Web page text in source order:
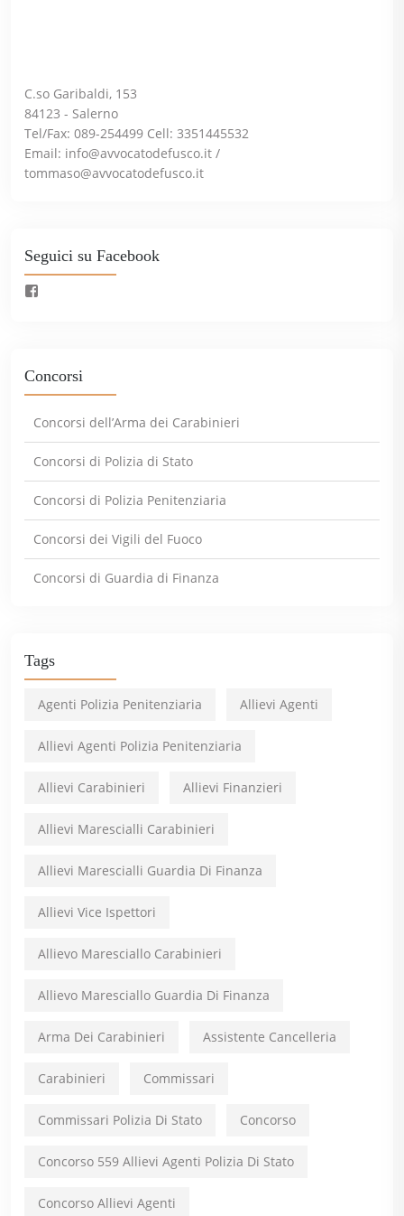
C.so Garibaldi, 153
84123 - Salerno
Tel/Fax: 089-254499 Cell: 3351445532
Email: info@avvocatodefusco.it /
tommaso@avvocatodefusco.it
Seguici su Facebook
Concorsi
Concorsi dell’Arma dei Carabinieri
Concorsi di Polizia di Stato
Concorsi di Polizia Penitenziaria
Concorsi dei Vigili del Fuoco
Concorsi di Guardia di Finanza
Tags
Agenti Polizia Penitenziaria Allievi Agenti
Allievi Agenti Polizia Penitenziaria
Allievi Carabinieri Allievi Finanzieri
Allievi Marescialli Carabinieri
Allievi Marescialli Guardia Di Finanza
Allievi Vice Ispettori
Allievo Maresciallo Carabinieri
Allievo Maresciallo Guardia Di Finanza
Arma Dei Carabinieri Assistente Cancelleria
Carabinieri Commissari
Commissari Polizia Di Stato Concorso
Concorso 559 Allievi Agenti Polizia Di Stato
Concorso Allievi Agenti